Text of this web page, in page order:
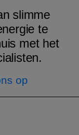
slimme
te
met het
op